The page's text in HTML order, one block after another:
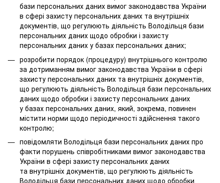
бази персональних даних вимог законодавства України
в сфері захисту персональних даних та внутрішніх
документів, що регулюють діяльність Володільця бази
персональних даних щодо обробки і захисту
персональних даних у базах персональних даних;
розробити порядок (процедуру) внутрішнього контролю
за дотриманням вимог законодавства України в сфері
захисту персональних даних та внутрішніх документів,
що регулюють діяльність Володільця бази персональних
даних щодо обробки і захисту персональних даних
у базах персональних даних, який, зокрема, повинен
містити норми щодо періодичності здійснення такого
контролю;
повідомляти Володільця бази персональних даних про
факти порушень співробітниками вимог законодавства
України в сфері захисту персональних даних
та внутрішніх документів, що регулюють діяльність
Володільця бази персональних даних щодо обробки